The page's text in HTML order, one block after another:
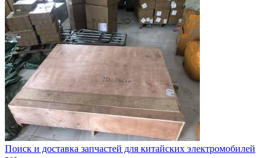
Поиск и доставка запчастей для китайских электромобилей